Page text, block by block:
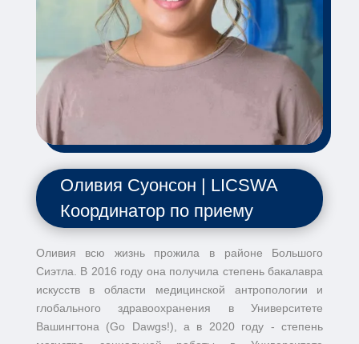
Оливия Суонсон | LICSWA
Координатор по приему
Оливия всю жизнь прожила в районе Большого
Сиэтла. В 2016 году она получила степень бакалавра
искусств в области медицинской антропологии и
глобального здравоохранения в Университете
Вашингтона (Go Dawgs!), а в 2020 году - степень